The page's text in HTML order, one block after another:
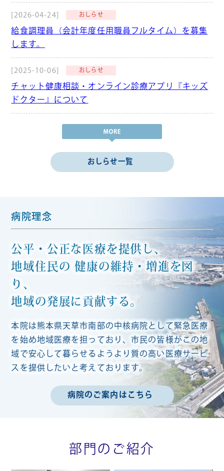
[2026-04-24] おしらせ
給食調理員（会計年度任用職員フルタイム）を募集
します。
[2025-10-06] おしらせ
チャット健康相談・オンライン診療アプリ『キッズ
ドクター』について
おしらせ一覧
病院理念
公平・公正な医療を提供し、
地域住民の 健康の維持・増進を図
り、
地域の発展に貢献する。
本院は熊本県天草市南部の中核病院として緊急医療
を始め地域医療を担っており、市民の皆様がこの地
域で安心して暮らせるようより質の高い医療サービ
スを提供したいと考えております。
病院のご案内はこちら
部門のご紹介